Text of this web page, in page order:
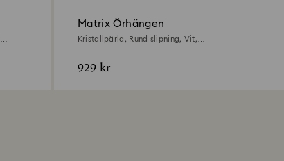
Matrix Örhängen
Kristallpärla, Rund slipning, Vit,
929 kr